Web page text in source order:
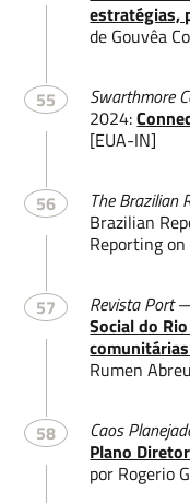
estratégias,
de Gouvêa
55 Swarthmore
2024:
[EUA-IN]
56 The Brazilian
Brazilian
Reporting on
57 Revista Port—
Social do
Rumen
58 Caos
Plano
por Rogerio